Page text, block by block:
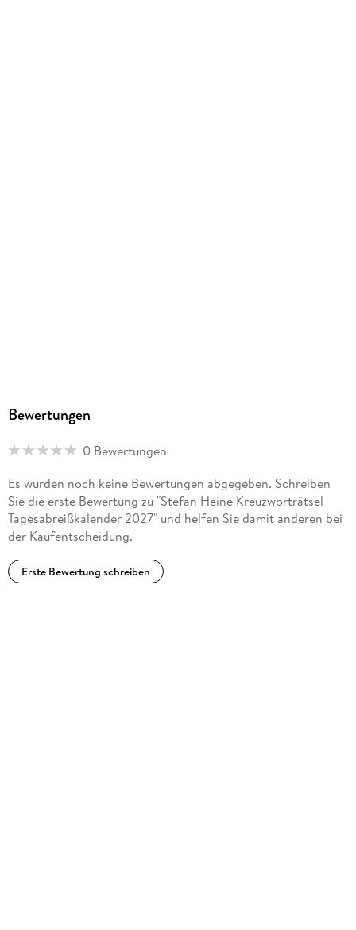
Bewertungen
0 Bewertungen
Es wurden noch keine Bewertungen abgegeben. Schreiben
Sie die erste Bewertung zu "Stefan Heine Kreuzworträtsel
Tagesabreißkalender 2027" und helfen Sie damit anderen bei
der Kaufentscheidung.
Erste Bewertung schreiben